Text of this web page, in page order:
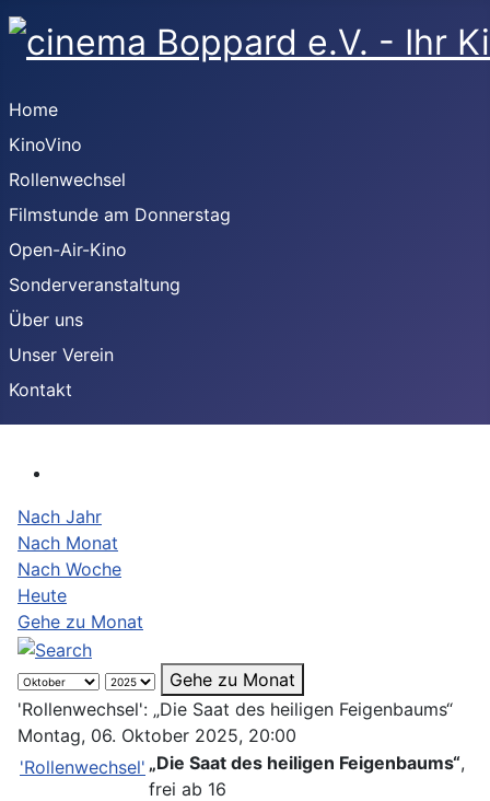
Home
KinoVino
Rollenwechsel
Filmstunde am Donnerstag
Open-Air-Kino
Sonderveranstaltung
Über uns
Unser Verein
Kontakt
Nach Jahr
Nach Monat
Nach Woche
Heute
Gehe zu Monat
Gehe zu Monat
'Rollenwechsel': „Die Saat des heiligen Feigenbaums“
Montag, 06. Oktober 2025, 20:00
'Rollenwechsel' „Die Saat des heiligen Feigenbaums“,
frei ab 16